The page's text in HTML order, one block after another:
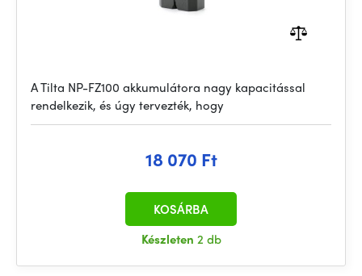
A Tilta NP-FZ100 akkumulátora nagy kapacitással
rendelkezik, és úgy tervezték, hogy
18 070 Ft
Készleten 2 db
KOSÁRBA